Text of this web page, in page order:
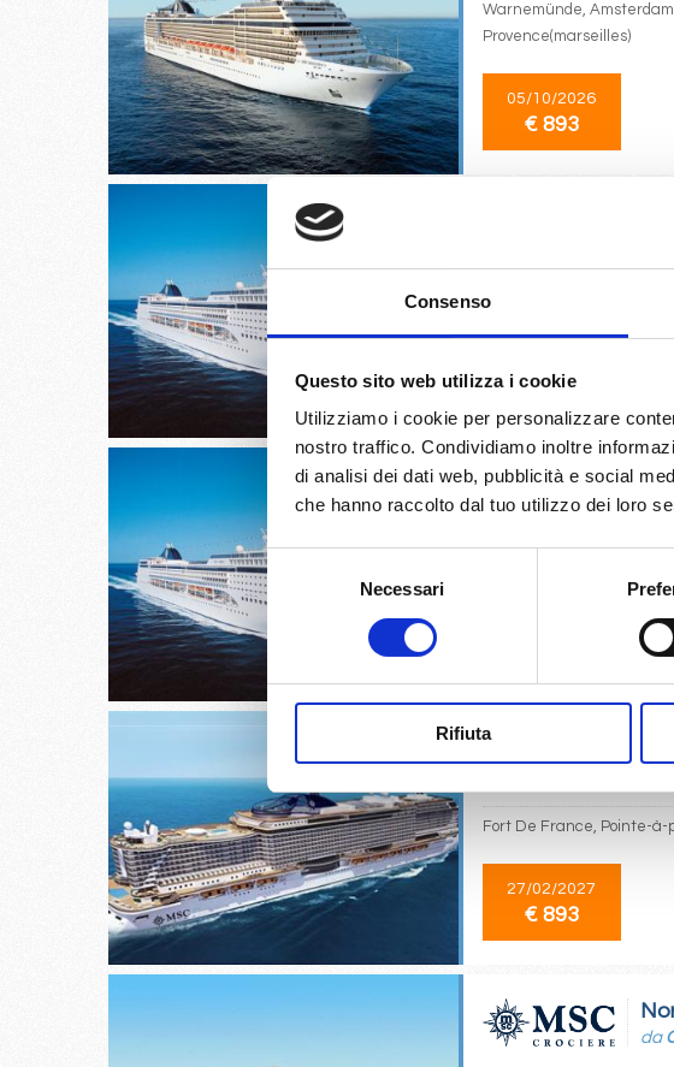
Consenso
Questo sito web utilizza i cookie
Utilizziamo i cookie per personalizzare
nostro traffico. Condividiamo inoltre
di analisi dei dati web, pubblicità e social
che hanno raccolto dal tuo utilizzo dei loro
Selezione
del
Necessari
Rifiuta
Warnemünde,
Provence(marseilles)
05/10/2026
€ 893
Livorno, Genova,
€ 893
da
Fort De France, Pointe-à-
27/02/2027
€ 893
da